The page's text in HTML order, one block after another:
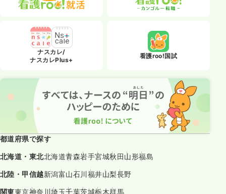
ナスカレ/
ナスカレPlus+
看護roo!国試
都道府県で探す
北海道・東北北海道青森岩手宮城秋田 山形福島
北陸・甲信越新潟富山石川 福井山梨長野
関東東京神奈川埼玉千葉茨城栃木群馬